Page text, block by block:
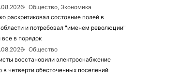
Общество, Экономика
раскритиковал состояние полей в
и потребовал "именем революции"
все в порядок
Общество
восстановили электроснабжение
в четверти обесточенных поселений